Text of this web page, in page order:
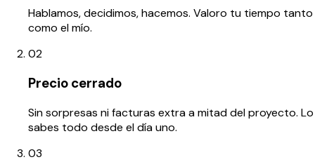
Hablamos, decidimos, hacemos. Valoro tu tiempo tanto
como el mío.
02
Precio cerrado
Sin sorpresas ni facturas extra a mitad del proyecto. Lo
sabes todo desde el día uno.
03